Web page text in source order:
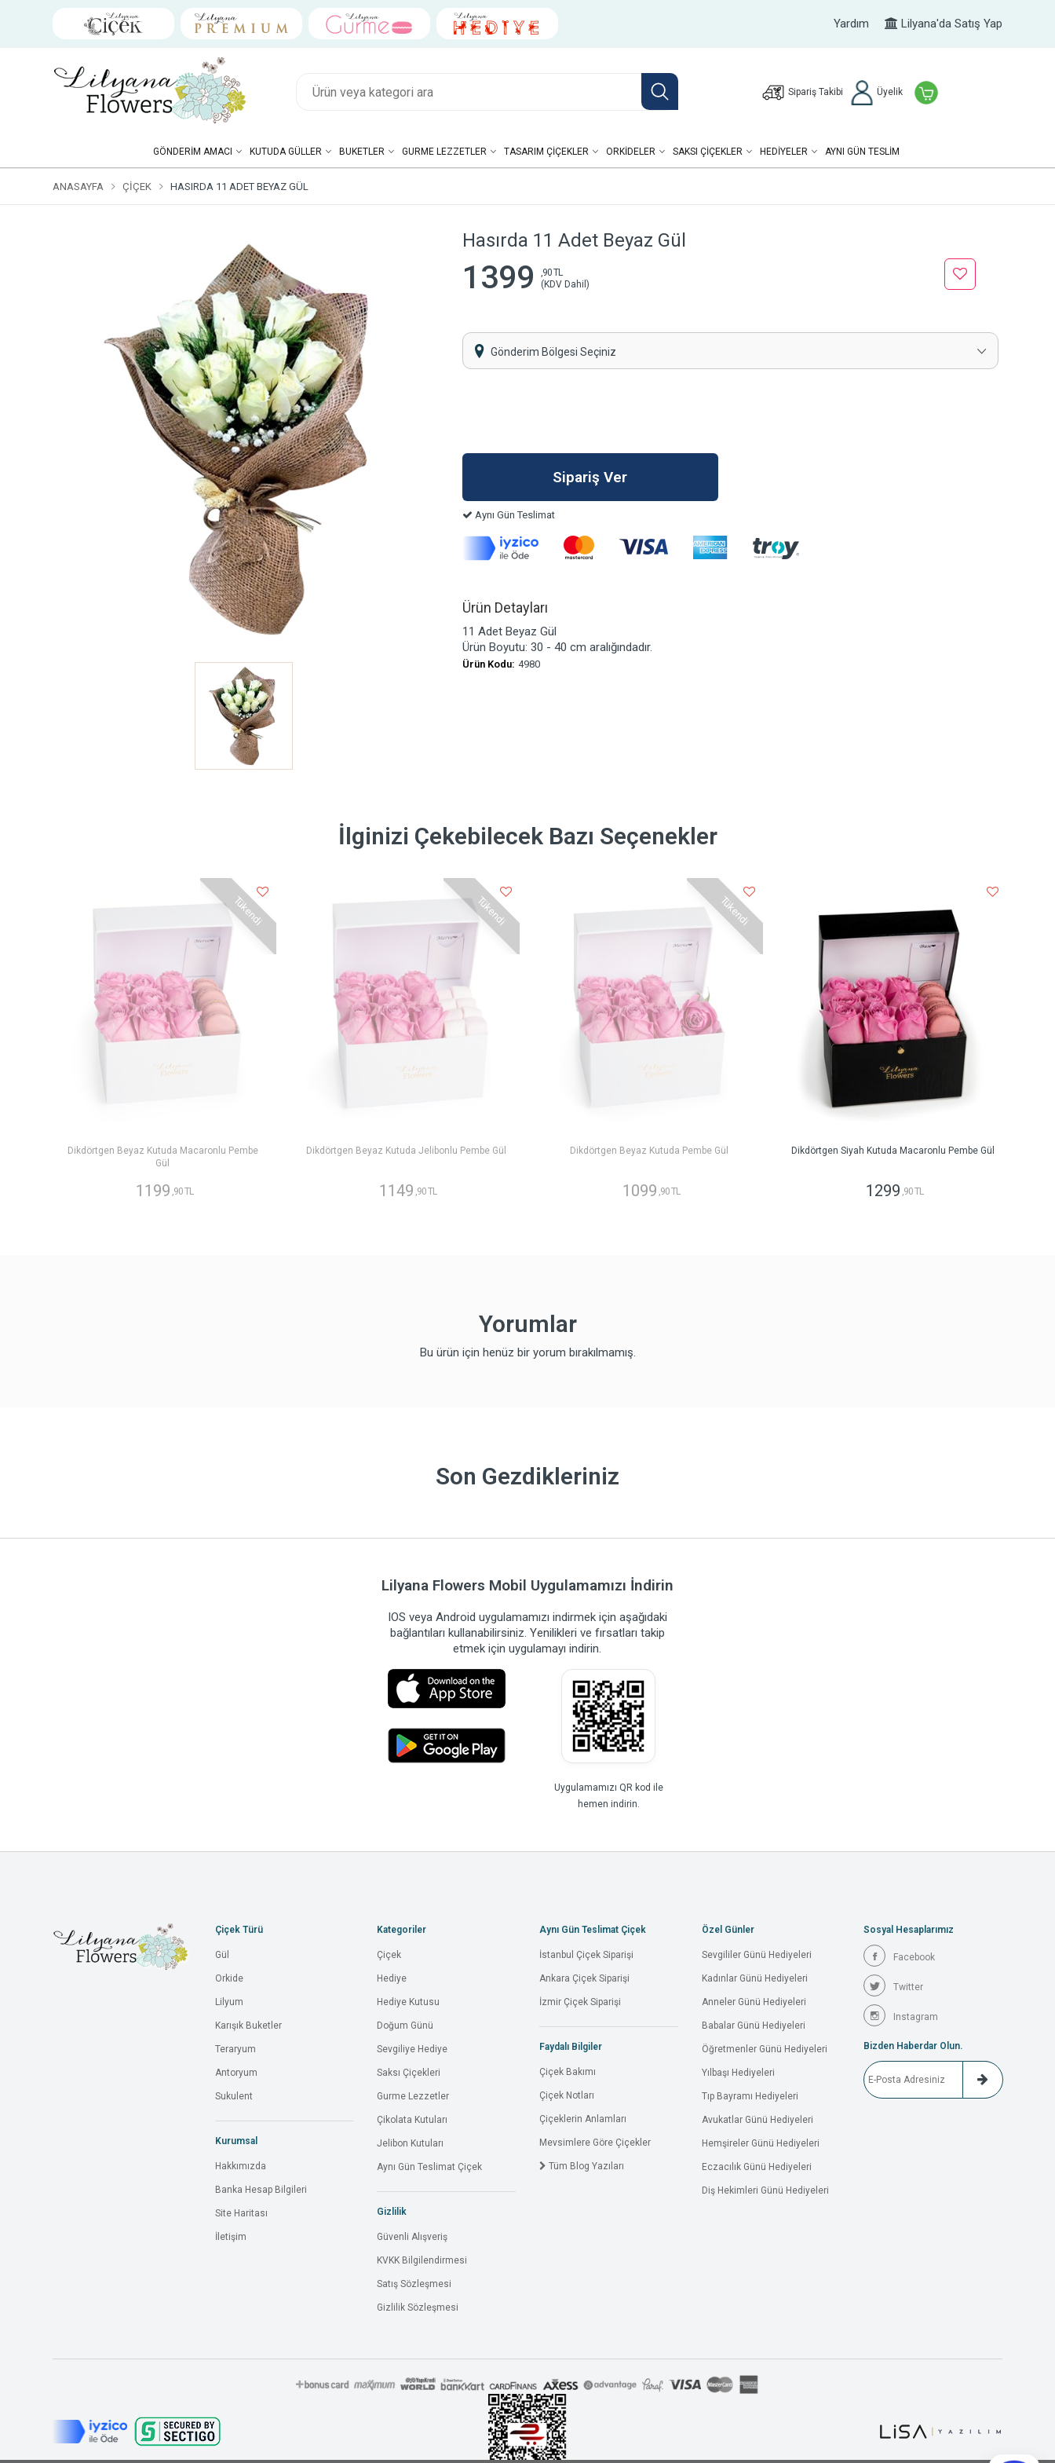
Yardım Lilyana'da Satış Yap
Sipariş Takibi Üyelik
GÖNDERIM AMACI KUTUDA GÜLLER BUKETLER GURME LEZZETLER TASARIM ÇIÇEKLER ORKIDELER SAKSI ÇIÇEKLER HEDIYELER AYNI GÜN TESLİM
ANASAYFA ÇIÇEK HASIRDA 11 ADET BEYAZ GÜL
Hasırda 11 Adet Beyaz Gül
1399
,90 TL
(KDV Dahil)
Gönderim Bölgesi Seçiniz
Aynı Gün Teslimat
Ürün Detayları
11 Adet Beyaz Gül
Ürün Boyutu: 30 - 40 cm aralığındadır.
Ürün Kodu: 4980
İlginizi Çekebilecek Bazı Seçenekler
Tükendi
Dikdörtgen Beyaz Kutuda Macaronlu Pembe
Gül
1199 ,90 TL
Tükendi
Dikdörtgen Beyaz Kutuda Jelibonlu Pembe Gül
1149 ,90 TL
Tükendi
Dikdörtgen Beyaz Kutuda Pembe Gül
1099 ,90 TL
Dikdörtgen Siyah Kutuda Macaronlu Pembe Gül
1299 ,90 TL
Yorumlar
Bu ürün için henüz bir yorum bırakılmamış.
Son Gezdikleriniz
Lilyana Flowers Mobil Uygulamamızı İndirin
IOS veya Android uygulamamızı indirmek için aşağıdaki
bağlantıları kullanabilirsiniz. Yenilikleri ve fırsatları takip
etmek için uygulamayı indirin.
Uygulamamızı QR kod ile
hemen indirin.
Çiçek Türü
Gül
Orkide
Lilyum
Karışık Buketler
Teraryum
Antoryum
Sukulent
Kurumsal
Hakkımızda
Banka Hesap Bilgileri
Site Haritası
İletişim
Kategoriler
Çiçek
Hediye
Hediye Kutusu
Doğum Günü
Sevgiliye Hediye
Saksı Çiçekleri
Gurme Lezzetler
Çikolata Kutuları
Jelibon Kutuları
Aynı Gün Teslimat Çiçek
Gizlilik
Güvenli Alışveriş
KVKK Bilgilendirmesi
Satış Sözleşmesi
Gizlilik Sözleşmesi
Aynı Gün Teslimat Çiçek
İstanbul Çiçek Siparişi
Ankara Çiçek Siparişi
İzmir Çiçek Siparişi
Faydalı Bilgiler
Çiçek Bakımı
Çiçek Notları
Çiçeklerin Anlamları
Mevsimlere Göre Çiçekler
Tüm Blog Yazıları
Özel Günler
Sevgililer Günü Hediyeleri
Kadınlar Günü Hediyeleri
Anneler Günü Hediyeleri
Babalar Günü Hediyeleri
Öğretmenler Günü Hediyeleri
Yılbaşı Hediyeleri
Tıp Bayramı Hediyeleri
Avukatlar Günü Hediyeleri
Hemşireler Günü Hediyeleri
Eczacılık Günü Hediyeleri
Diş Hekimleri Günü Hediyeleri
Sosyal Hesaplarımız
Facebook
Twitter
Instagram
Bizden Haberdar Olun.